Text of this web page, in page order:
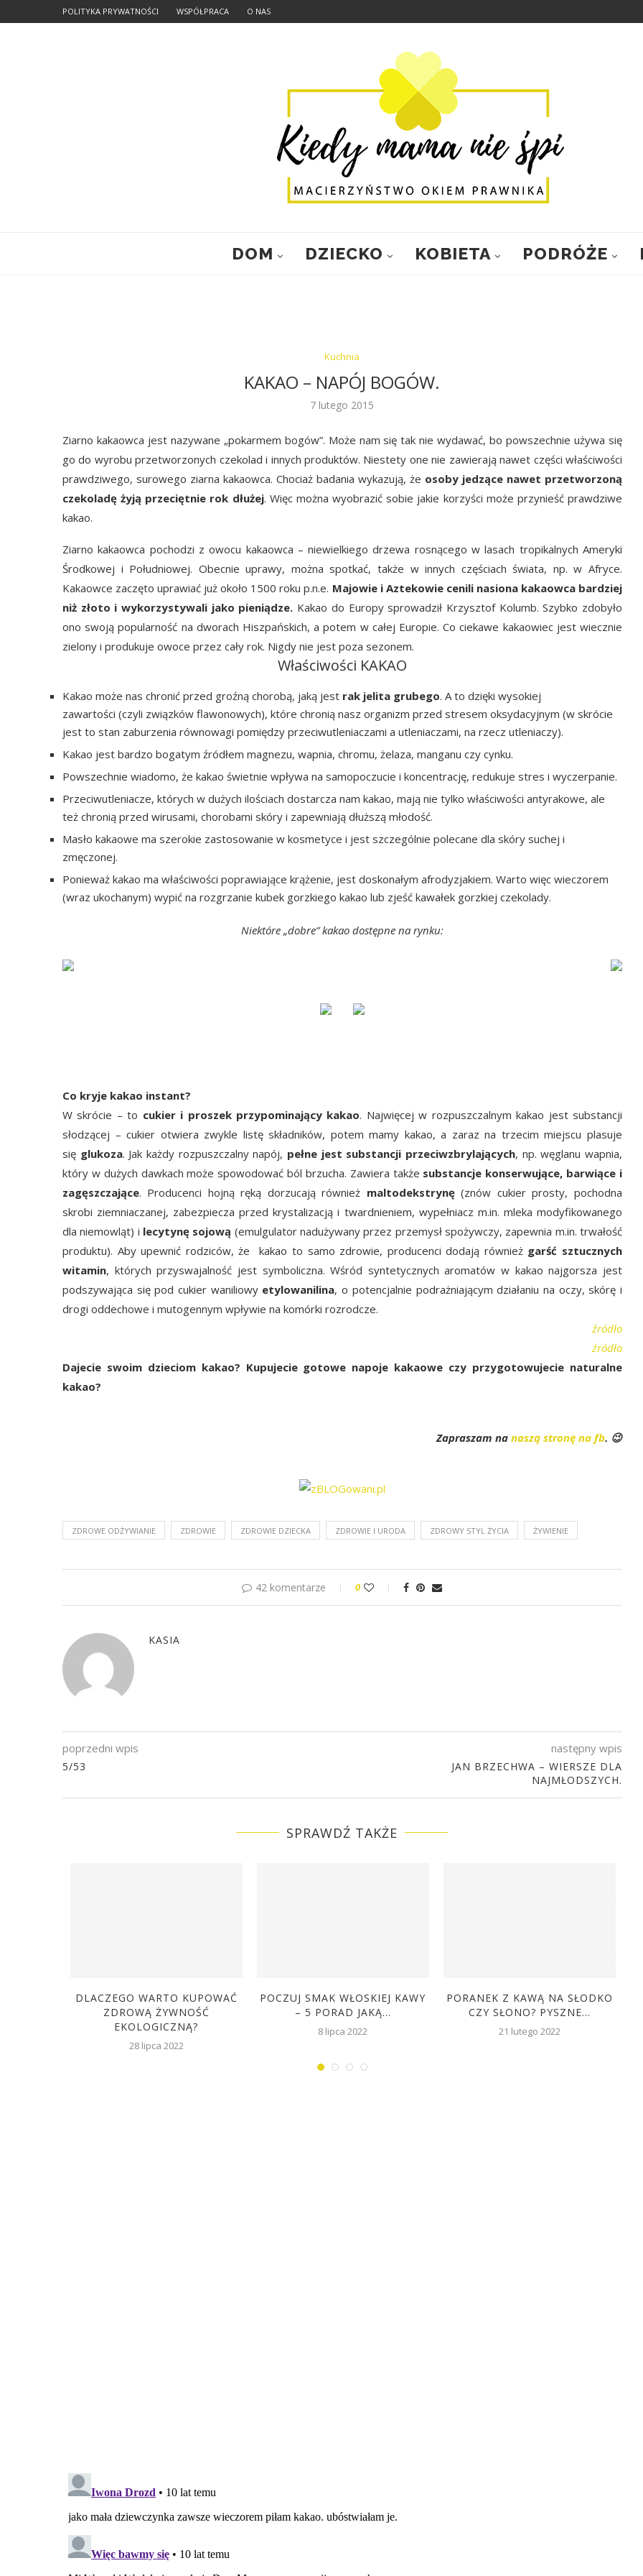
POLITYKA PRYWATNOŚCI WSPÓŁPRACA O NAS
DOM DZIECKO KOBIETA PODRÓŻE
Kuchnia
KAKAO – NAPÓJ BOGÓW.
7 lutego 2015
Ziarno kakaowca jest nazywane „pokarmem bogów”. Może nam się tak nie wydawać, bo powszechnie używa się
go do wyrobu przetworzonych czekolad i innych produktów. Niestety one nie zawierają nawet części właściwości
prawdziwego, surowego ziarna kakaowca. Chociaż badania wykazują, że osoby jedzące nawet przetworzoną
czekoladę żyją przeciętnie rok dłużej. Więc można wyobrazić sobie jakie korzyści może przynieść prawdziwe
kakao.
Ziarno kakaowca pochodzi z owocu kakaowca – niewielkiego drzewa rosnącego w lasach tropikalnych Ameryki
Środkowej i Południowej. Obecnie uprawy, można spotkać, także w innych częściach świata, np. w Afryce.
Kakaowce zaczęto uprawiać już około 1500 roku p.n.e. Majowie i Aztekowie cenili nasiona kakaowca bardziej
niż złoto i wykorzystywali jako pieniądze. Kakao do Europy sprowadził Krzysztof Kolumb. Szybko zdobyło
ono swoją popularność na dworach Hiszpańskich, a potem w całej Europie. Co ciekawe kakaowiec jest wiecznie
zielony i produkuje owoce przez cały rok. Nigdy nie jest poza sezonem.
Właściwości KAKAO
Kakao może nas chronić przed groźną chorobą, jaką jest rak jelita grubego. A to dzięki wysokiej
zawartości (czyli związków flawonowych), które chronią nasz organizm przed stresem oksydacyjnym (w skrócie
jest to stan zaburzenia równowagi pomiędzy przeciwutleniaczami a utleniaczami, na rzecz utleniaczy).
Kakao jest bardzo bogatym źródłem magnezu, wapnia, chromu, żelaza, manganu czy cynku.
Powszechnie wiadomo, że kakao świetnie wpływa na samopoczucie i koncentrację, redukuje stres i wyczerpanie.
Przeciwutleniacze, których w dużych ilościach dostarcza nam kakao, mają nie tylko właściwości antyrakowe, ale
też chronią przed wirusami, chorobami skóry i zapewniają dłuższą młodość.
Masło kakaowe ma szerokie zastosowanie w kosmetyce i jest szczególnie polecane dla skóry suchej i
zmęczonej.
Ponieważ kakao ma właściwości poprawiające krążenie, jest doskonałym afrodyzjakiem. Warto więc wieczorem
(wraz ukochanym) wypić na rozgrzanie kubek gorzkiego kakao lub zjeść kawałek gorzkiej czekolady.
Niektóre „dobre” kakao dostępne na rynku:
Co kryje kakao instant?
W skrócie – to cukier i proszek przypominający kakao. Najwięcej w rozpuszczalnym kakao jest substancji
słodzącej – cukier otwiera zwykle listę składników, potem mamy kakao, a zaraz na trzecim miejscu plasuje
się glukoza. Jak każdy rozpuszczalny napój, pełne jest substancji przeciwzbrylających, np. węglanu wapnia,
który w dużych dawkach może spowodować ból brzucha. Zawiera także substancje konserwujące, barwiące i
zagęszczające. Producenci hojną ręką dorzucają również maltodekstrynę (znów cukier prosty, pochodna
skrobi ziemniaczanej, zabezpiecza przed krystalizacją i twardnieniem, wypełniacz m.in. mleka modyfikowanego
dla niemowląt) i lecytynę sojową (emulgulator nadużywany przez przemysł spożywczy, zapewnia m.in. trwałość
produktu). Aby upewnić rodziców, że kakao to samo zdrowie, producenci dodają również garść sztucznych
witamin, których przyswajalność jest symboliczna. Wśród syntetycznych aromatów w kakao najgorsza jest
podszywająca się pod cukier waniliowy etylowanilina, o potencjalnie podrażniającym działaniu na oczy, skórę i
drogi oddechowe i mutogennym wpływie na komórki rozrodcze.
źródło
źródło
Dajecie swoim dzieciom kakao? Kupujecie gotowe napoje kakaowe czy przygotowujecie naturalne
kakao?
Zapraszam na naszą stronę na fb. 😉
ZDROWE ODŻYWIANIE ZDROWIE ZDROWIE DZIECKA ZDROWIE I URODA ZDROWY STYL ŻYCIA ŻYWIENIE
42 komentarze 0
KASIA
poprzedni wpis
5/53
następny wpis
JAN BRZECHWA – WIERSZE DLA
NAJMŁODSZYCH.
SPRAWDŹ TAKŻE
DLACZEGO WARTO KUPOWAĆ
ZDROWĄ ŻYWNOŚĆ
EKOLOGICZNĄ?
28 lipca 2022
POCZUJ SMAK WŁOSKIEJ KAWY
– 5 PORAD JAKĄ...
8 lipca 2022
PORANEK Z KAWĄ NA SŁODKO
CZY SŁONO? PYSZNE...
21 lutego 2022